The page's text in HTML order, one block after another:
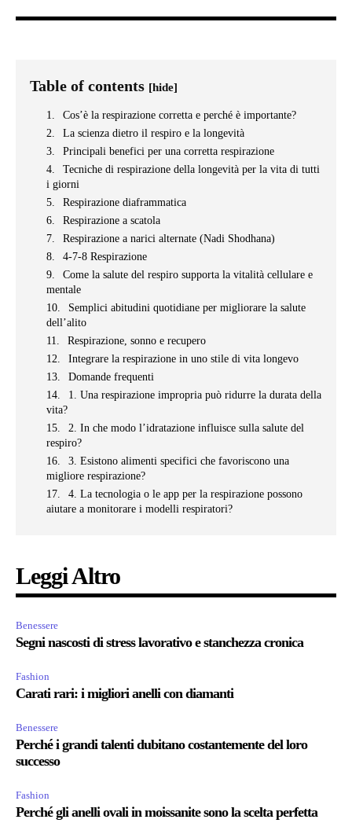
Table of contents [hide]
Cos’è la respirazione corretta e perché è importante?
La scienza dietro il respiro e la longevità
Principali benefici per una corretta respirazione
Tecniche di respirazione della longevità per la vita di tutti
i giorni
Respirazione diaframmatica
Respirazione a scatola
Respirazione a narici alternate (Nadi Shodhana)
4-7-8 Respirazione
Come la salute del respiro supporta la vitalità cellulare e
mentale
Semplici abitudini quotidiane per migliorare la salute
dell’alito
Respirazione, sonno e recupero
Integrare la respirazione in uno stile di vita longevo
Domande frequenti
1. Una respirazione impropria può ridurre la durata della
vita?
2. In che modo l’idratazione influisce sulla salute del
respiro?
3. Esistono alimenti specifici che favoriscono una
migliore respirazione?
4. La tecnologia o le app per la respirazione possono
aiutare a monitorare i modelli respiratori?
Leggi Altro
Benessere
Segni nascosti di stress lavorativo e stanchezza cronica
Fashion
Carati rari: i migliori anelli con diamanti
Benessere
Perché i grandi talenti dubitano costantemente del loro
successo
Fashion
Perché gli anelli ovali in moissanite sono la scelta perfetta